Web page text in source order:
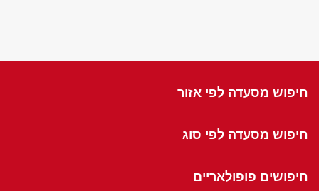
חיפוש מסעדה לפי אזור
חיפוש מסעדה לפי סוג
חיפושים פופולאריים